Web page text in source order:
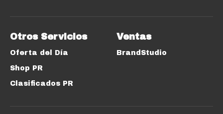
Otros Servicios
Oferta del Día
Shop PR
Clasificados PR
Ventas
BrandStudio